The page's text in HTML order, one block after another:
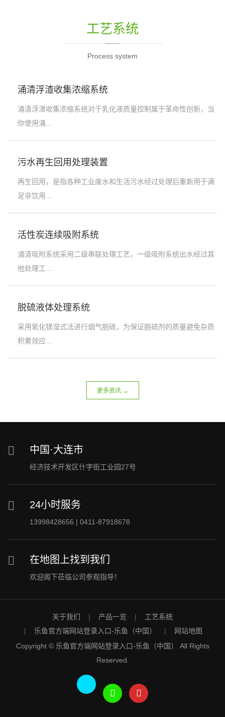
工艺系统
Process system
涌清浮渣收集浓缩系统
涌清浮渣收集浓缩系统对于乳化液质量控制属于革命性创新，当
你使用涌...
污水再生回用处理装置
再生回用，是指各种工业废水和生活污水经过处理后重新用于满
足非饮用...
活性炭连续吸附系统
涌清吸附系统采用二级串联处理工艺，一级吸附系统出水经过其
他处理工...
脱硫液体处理系统
采用氧化镁湿式法进行烟气脱硫，为保证脱硫剂的质量避免杂质
积累效应...
更多资讯 →
中国·大连市
经济技术开发区什字街工业园27号
24小时服务
13998428656 | 0411-87918678
在地图上找到我们
欢迎阁下莅临公司参观指导！
关于我们 产品一览
工艺系统
乐鱼官方端网站登录入口-乐鱼（中国）
网站地图
Copyright © 乐鱼官方端网站登录入口-乐鱼（中国） All Rights
Reserved.